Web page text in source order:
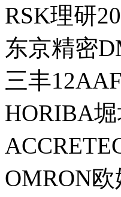
RSK理研
东京精密
三丰
HORIBA
OMRON